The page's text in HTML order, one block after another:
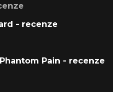
- recenze
Pain - recenze